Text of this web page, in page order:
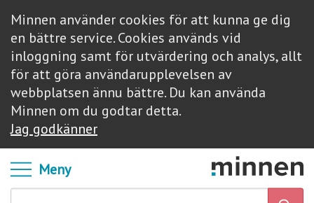
Minnen använder cookies för att kunna ge dig
en bättre service. Cookies används vid
inloggning samt för utvärdering och analys, allt
för att göra användarupplevelsen av
webbplatsen ännu bättre. Du kan använda
Minnen om du godtar detta.
Jag godkänner
Meny